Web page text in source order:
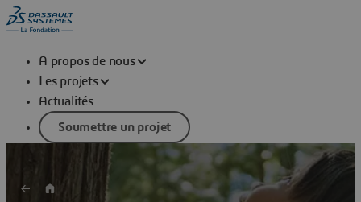
A propos de nous
Les projets
Actualités
Soumettre un projet